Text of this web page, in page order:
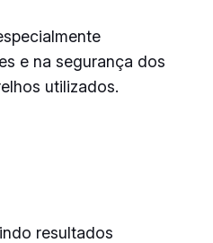
e na segurança dos
utilizados.
resultados